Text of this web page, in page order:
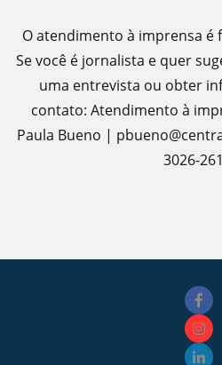
O atendimento à imprensa é
Se você é jornalista e quer
uma entrevista ou obter
contato: Atendimento à
Paula Bueno |
3026-